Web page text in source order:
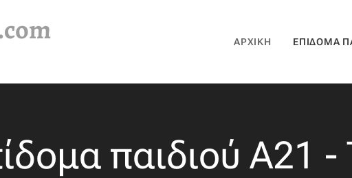
ΑΡΧΙΚΉ ΕΠΊΔΟΜΑ
παιδιού Α21 -